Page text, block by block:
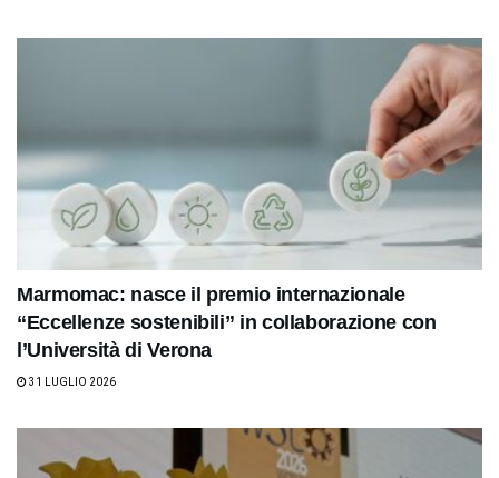
Marmomac: nasce il premio internazionale
“Eccellenze sostenibili” in collaborazione con
l’Università di Verona
31 LUGLIO 2026